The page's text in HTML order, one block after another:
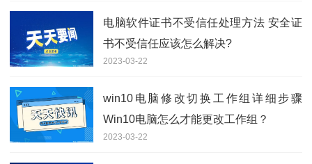
电脑软件证书不受信任处理方法 安全证
书不受信任应该怎么解决?
2023-03-22
win10电脑修改切换工作组详细步骤
Win10电脑怎么才能更改工作组？
2023-03-22